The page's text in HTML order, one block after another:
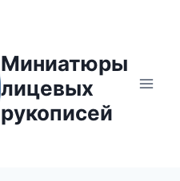
Миниатюры
лицевых
рукописей